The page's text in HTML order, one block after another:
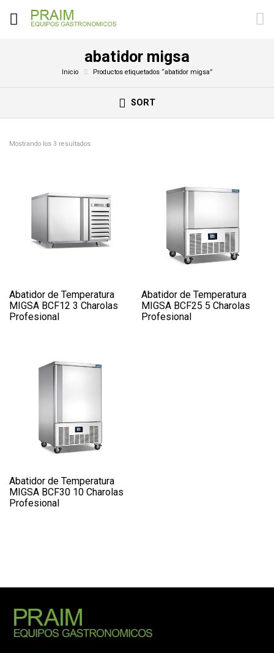
abatidor migsa
Inicio Productos etiquetados “abatidor migsa”
SORT
Mostrando los 3 resultados
Abatidor de Temperatura
MIGSA BCF12 3 Charolas
Profesional
Abatidor de Temperatura
MIGSA BCF25 5 Charolas
Profesional
Abatidor de Temperatura
MIGSA BCF30 10 Charolas
Profesional